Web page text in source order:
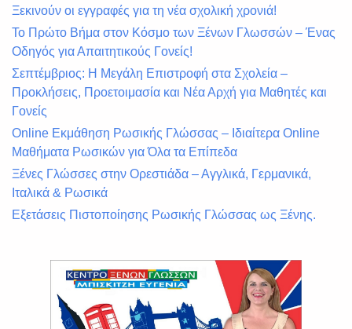
Ξεκινούν οι εγγραφές για τη νέα σχολική χρονιά!
Το Πρώτο Βήμα στον Κόσμο των Ξένων Γλωσσών – Ένας
Οδηγός για Απαιτητικούς Γονείς!
Σεπτέμβριος: Η Μεγάλη Επιστροφή στα Σχολεία –
Προκλήσεις, Προετοιμασία και Νέα Αρχή για Μαθητές και
Γονείς
Online Εκμάθηση Ρωσικής Γλώσσας – Ιδιαίτερα Online
Μαθήματα Ρωσικών για Όλα τα Επίπεδα
Ξένες Γλώσσες στην Ορεστιάδα – Αγγλικά, Γερμανικά,
Ιταλικά & Ρωσικά
Εξετάσεις Πιστοποίησης Ρωσικής Γλώσσας ως Ξένης.